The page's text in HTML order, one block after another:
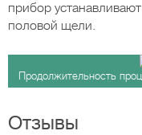
прибор
половой щели.
Продолжительность
Отзывы